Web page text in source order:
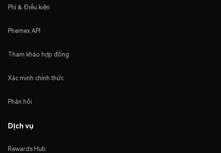
Phí & Điều kiện
Phemex API
Tham khảo hợp đồng
Xác minh chính thức
Phản hồi
Dịch vụ
Rewards Hub